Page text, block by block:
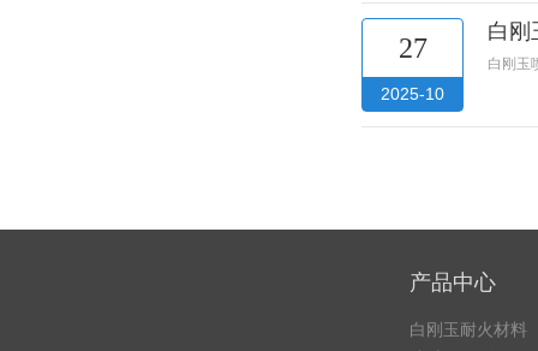
27
2025-10
白刚
白刚玉
产品中心
白刚玉耐火材料